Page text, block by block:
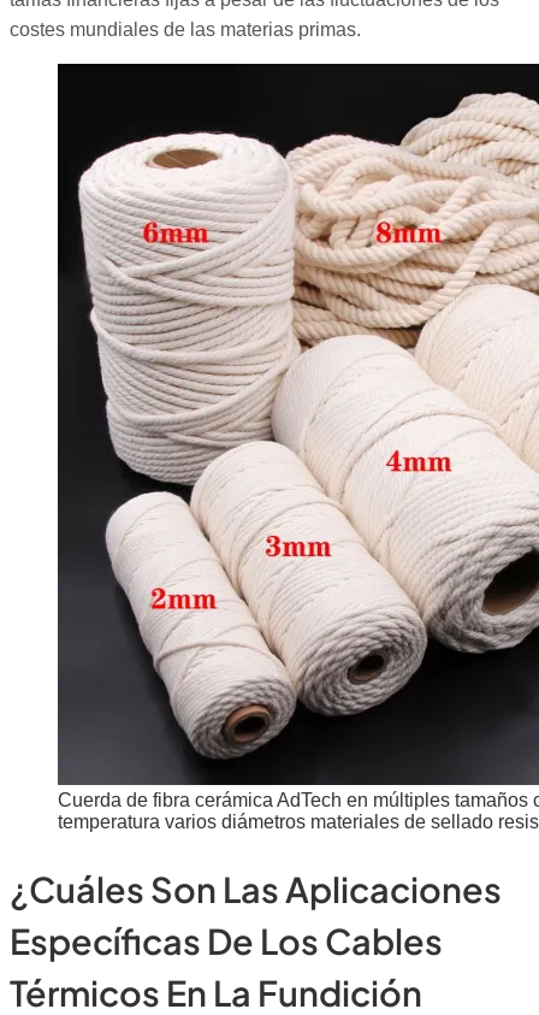
costes mundiales de las materias primas.
Cuerda de fibra cerámica AdTech en múltiples tamaños
temperatura varios diámetros materiales de sellado
¿Cuáles Son Las Aplicaciones
Específicas De Los Cables
Térmicos En La Fundición